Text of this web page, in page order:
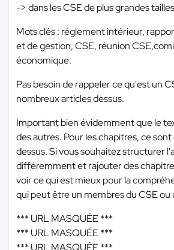
-> dans les CSE de plus grandes tailles
Mots clés : réglement intérieur,
et de gestion, CSE, réunion
économique.
Pas besoin de rappeler ce qu'est un
nombreux articles dessus.
Important bien évidemment que le
des autres. Pour les chapitres, ce sont
dessus. Si vous souhaitez structurer
différemment et rajouter des
voir ce qui est mieux pour la
qui peut être un membres du CSE
*** URL MASQUÉE ***
*** URL MASQUÉE ***
*** URL MASQUÉE ***